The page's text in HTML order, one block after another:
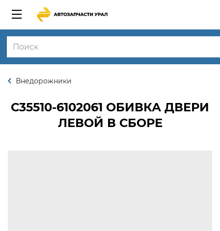
Внедорожники
С35510-6102061 ОБИВКА ДВЕРИ
ЛЕВОЙ В СБОРЕ